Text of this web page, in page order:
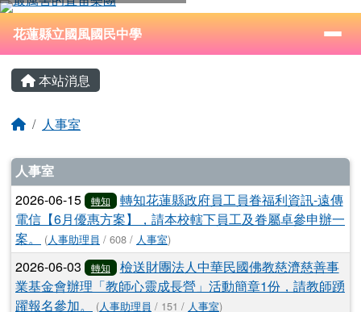
跳至主內容區
花蓮縣立國風國民中學
⏸
導覽列
花蓮縣立國風國民中學
主內容區域
本站消息
回首頁
人事室
文章列表
人事室
2026-06-15 轉知
轉知花蓮縣政府員工員眷福利資訊-遠傳
電信【6月優惠方案】，請本校轄下員工及眷屬卓參申辦一
案。
(人事助理員 / 608 / 人事室)
2026-06-03 轉知
檢送財團法人中華民國佛教慈濟慈善事
業基金會辦理「教師心靈成長營」活動簡章1份，請教師踴
躍報名參加。
(人事助理員 / 151 / 人事室)
頁尾區域